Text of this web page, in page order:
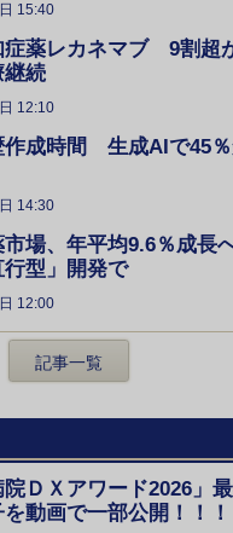
15:40
症薬レカネマブ 9割超
継続
12:10
作成時間 生成AIで45
14:30
市場、年平均9.6％成
行型」開発で
12:00
記事一覧
院ＤＸアワード2026」
動画で一部公開！！！